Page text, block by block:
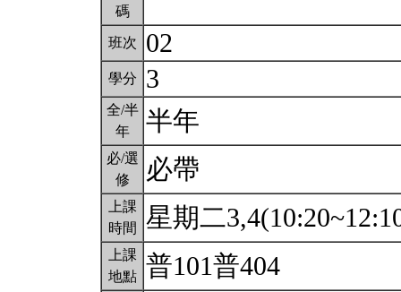
碼
班次 02
學分 3
全/半
年
半年
必/選
修
必帶
上課
時間
星期二
上課
地點
普101普404